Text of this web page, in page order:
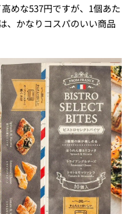
めな537円ですが、1個あた
、かなりコスパのいい商品